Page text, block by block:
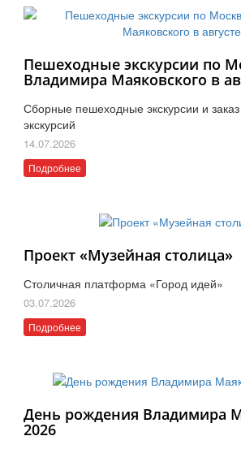
Пешеходные экскурсии по
Владимира Маяковского в
Сборные пешеходные экскурсии и
экскурсий
14.07.2026
Подробнее
Проект «Музейная столица»
Столичная платформа «Город идей»
03.07.2026
Подробнее
День рождения Владимира
2026